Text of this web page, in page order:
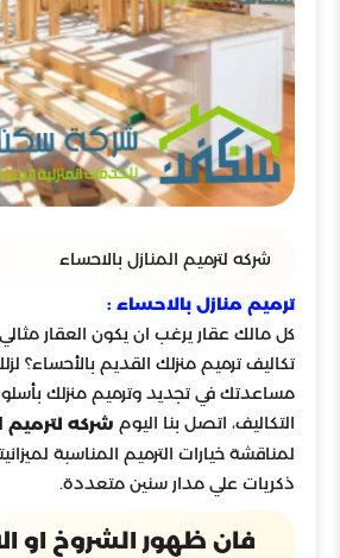
شركه لترميم المنازل بالاحساء
ترميم منازل بالاحساء :
كل مالك عقار يرغب ان يكون العقار
تكاليف ترميم منزلك القديم بالأحساء؟
مساعدتك في تجديد وترميم منزلك
التكاليف، اتصل بنا اليوم شركه لترميم
لمناقشة خيارات الترميم المناسبة
ذكريات علي مدار سنين متعددة.
فان ظهور الشروخ او